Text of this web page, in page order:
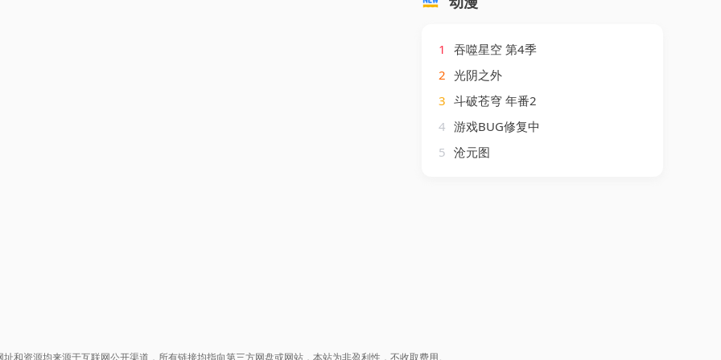
1
吞噬星空 第4季
2 光阴之外
3 斗破苍穹 年番2
4 游戏BUG修复中
5 沧元图
和资源均来源于互联网公开渠道，所有链接均指向第三方网盘或网站，本站为非盈利性，不收取费用。